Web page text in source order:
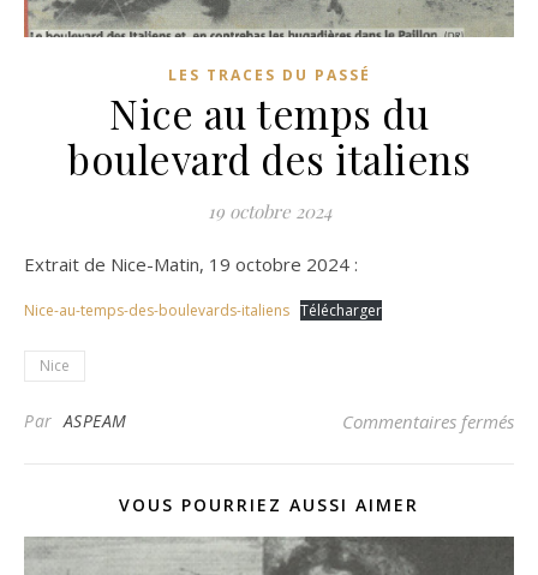
LES TRACES DU PASSÉ
Nice au temps du
boulevard des italiens
19 octobre 2024
Extrait de Nice-Matin, 19 octobre 2024 :
Nice-au-temps-des-boulevards-italiens Télécharger
Nice
ParASPEAM Commentaires fermés
VOUS POURRIEZ AUSSI AIMER